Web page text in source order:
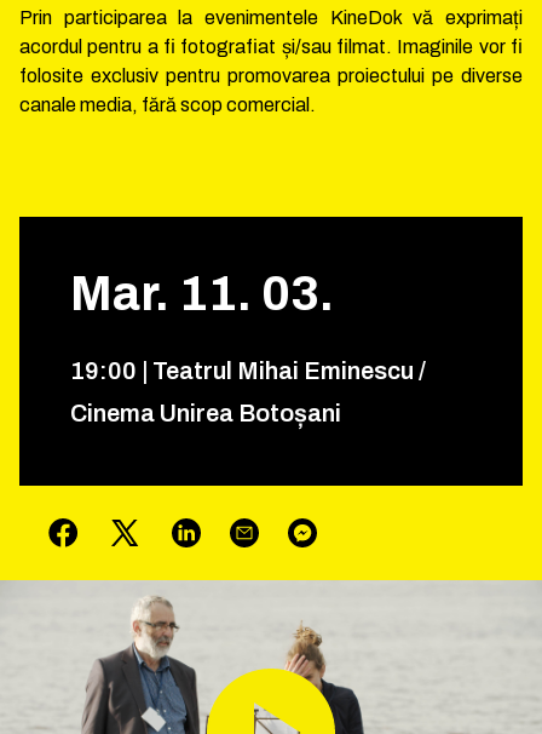
Prin participarea la evenimentele KineDok vă exprimați
acordul pentru a fi fotografiat și/sau filmat. Imaginile vor fi
folosite exclusiv pentru promovarea proiectului pe diverse
canale media, fără scop comercial.
Mar. 11. 03.
19:00
Teatrul Mihai Eminescu /
Cinema Unirea Botoșani